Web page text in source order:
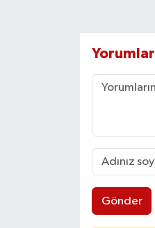
Yorumlar
Gönder